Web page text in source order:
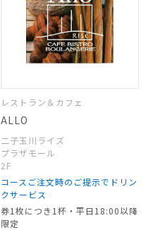
レストラン＆カフェ
ALLO
二子玉川ライズ
プラザモール
2F
コースご注文時のご提示でドリン
クサービス
券1枚につき1杯・平日18:00以降
限定